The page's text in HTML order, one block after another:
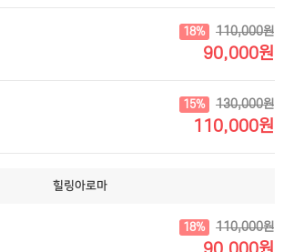
110,000원
18%
90,000원
130,000원
15%
110,000원
힐링아로마
110,000원
18%